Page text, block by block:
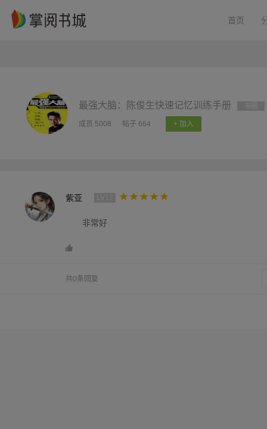
首页
最强大脑：陈俊生快速记忆训练手册
成员 5008 帖子 664 + 加入
紫亚
非常好
共0条回复